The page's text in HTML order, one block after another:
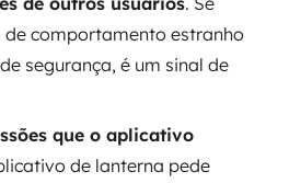
comportamento estranho
segurança, é um sinal de
que o aplicativo
de lanterna pede